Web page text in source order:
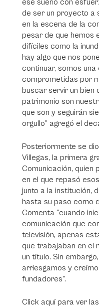
ese sueño con
de ser un proyecto a
en la escena de la
pesar de que hemos
difíciles como la
hay algo que nos
continuar, somos
comprometidas por
buscar servir un bien
patrimonio son
que son y seguirán
orgullo” agregó el
Posteriormente se
Villegas, la primera
Comunicación, quien
en el que repasó
junto a la institución,
hasta su paso como
Comenta “cuando
comunicación que
televisión, apenas
que trabajaban en el
un título. Sin
arriesgamos y
fundadores”.
Click aquí para ver